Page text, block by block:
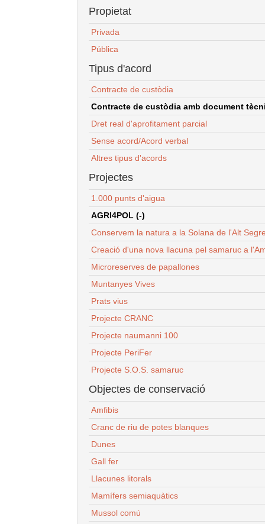
Propietat
Privada
Pública
Tipus d'acord
Contracte de custòdia
Contracte de custòdia amb document
Dret real d'aprofitament parcial
Sense acord/Acord verbal
Altres tipus d'acords
Projectes
1.000 punts d'aigua
AGRI4POL (-)
Conservem la natura a la Solana de l'Alt
Creació d'una nova llacuna pel samaruc a
Microreserves de papallones
Muntanyes Vives
Prats vius
Projecte CRANC
Projecte naumanni 100
Projecte PeriFer
Projecte S.O.S. samaruc
Objectes de conservació
Amfibis
Cranc de riu de potes blanques
Dunes
Gall fer
Llacunes litorals
Mamífers semiaquàtics
Mussol comú